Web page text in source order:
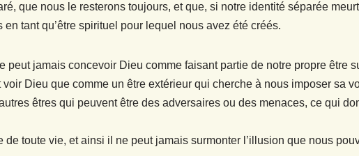
que nous le resterons toujours, et que, si notre identité séparée
tant qu’être spirituel pour lequel nous avez été créés.
peut jamais concevoir Dieu comme faisant partie de notre propre être
Dieu que comme un être extérieur qui cherche à nous imposer sa
êtres qui peuvent être des adversaires ou des menaces, ce qui
de toute vie, et ainsi il ne peut jamais surmonter l’illusion que nous